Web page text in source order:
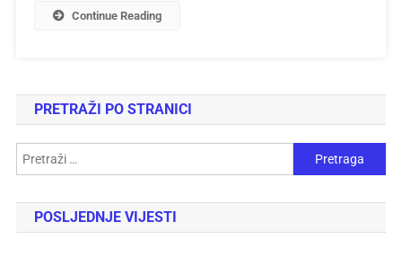
Continue Reading
PRETRAŽI PO STRANICI
POSLJEDNJE VIJESTI